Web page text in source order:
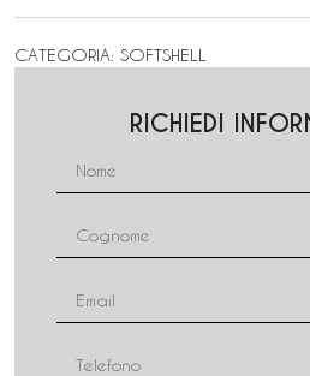
CATEGORIA: SOFTSHELL
RICHIEDI